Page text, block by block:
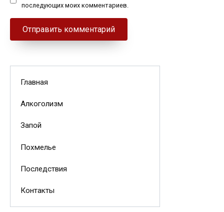
последующих моих комментариев.
Главная
Алкоголизм
Запой
Похмелье
Последствия
Контакты